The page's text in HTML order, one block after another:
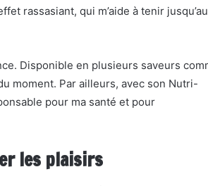
rassasiant, qui m’aide à tenir jusqu’au
Disponible en plusieurs saveurs
moment. Par ailleurs, avec son Nutri-
pour ma santé et pour
les plaisirs